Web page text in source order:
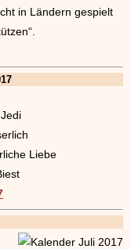
in Ländern gespielt
Liebe